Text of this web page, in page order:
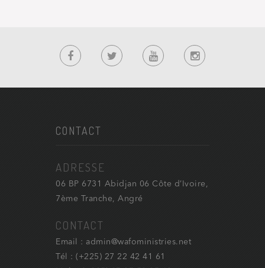
CONTACT
ADRESSE
06 BP 6731 Abidjan 06 Côte d’Ivoire,
7ème Tranche, Angré
CONTACT
Email : admin@wafoministries.net
Tél : (+225) 27 22 42 41 61